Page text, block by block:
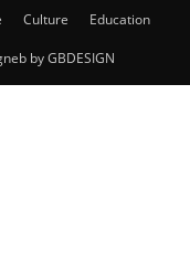
Culture Education
by GBDESIGN